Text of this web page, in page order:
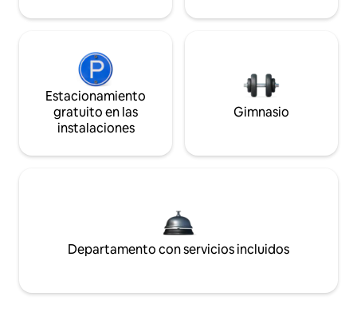
Estacionamiento
gratuito en las
instalaciones
Gimnasio
Departamento con servicios incluidos